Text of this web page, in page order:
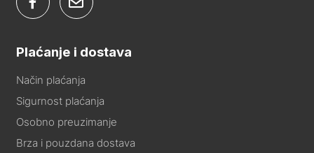
Plaćanje i dostava
Način plaćanja
Sigurnost plaćanja
Osobno preuzimanje
Brza i pouzdana dostava